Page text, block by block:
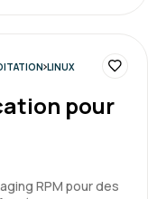
LINUX
pour
RPM pour des